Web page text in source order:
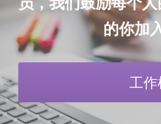
的你加
工作